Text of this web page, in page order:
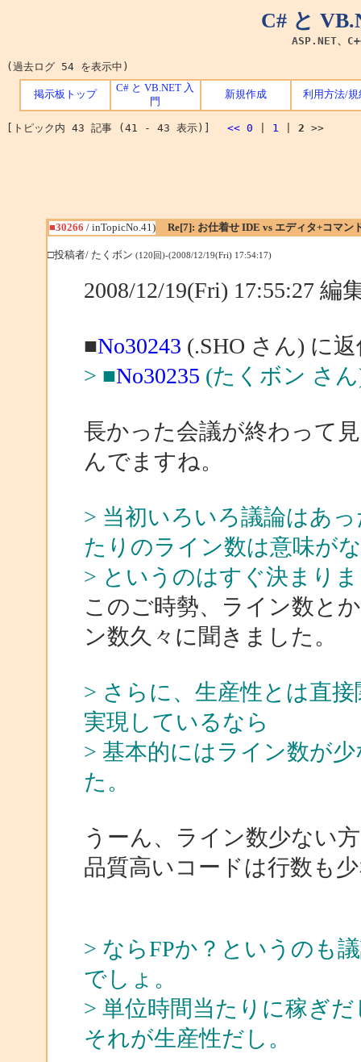
C# と
ASP.NET、
(過去ログ 54 を表示中)
掲示板トップ
C# と VB.NET 入
門
新規作成 利用方法/規
[トピック内 43 記事 (41 - 43 表示)] << 0 1 2 >>
■30266 / inTopicNo.41) Re[7]: お仕着せ IDE vs エディタ+コマン
□投稿者/ たくボン (120回)-(2008/12/19(Fri) 17:54:17)
2008/12/19(Fri) 17:55:27 編
■No30243 (.SHO さん) に
> ■No30235 (たくボン さ
長かった会議が終わって
んでますね。
> 当初いろいろ議論はあ
たりのライン数は意味が
> というのはすぐ決まり
このご時勢、ライン数と
ン数久々に聞きました。
> さらに、生産性とは直
実現しているなら
> 基本的にはライン数が
た。
うーん、ライン数少ない
品質高いコードは行数も
> ならFPか？というのも
でしょ。
> 単位時間当たりに稼ぎ
それが生産性だし。